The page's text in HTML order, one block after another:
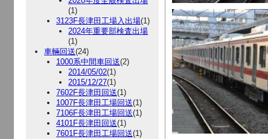
(1)
3123F長津田工場入出場(1)
2024年重要部検査出場
(1)
車輛回送(24)
1000系中間車回送(2)
2014/05/02(1)
2015/12/27(1)
7602F長津田回送(1)
1007F長津田工場回送(1)
7106F長津田工場回送(1)
4101F長津田回送(1)
7601F長津田工場回送(1)